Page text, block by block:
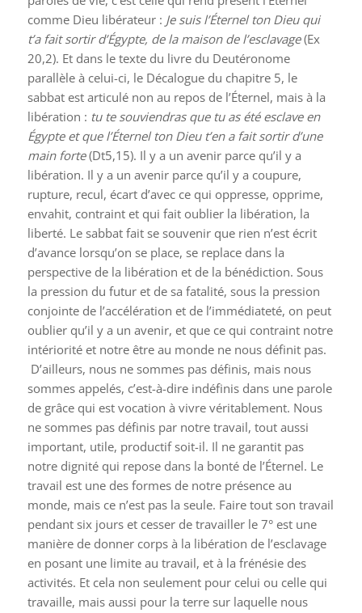
comme Dieu libérateur : Je suis l’Éternel ton Dieu qui
t’a fait sortir d’Égypte, de la maison de l’esclavage(Ex
20,2). Et dans le texte du livre du Deutéronome
parallèle à celui-ci, le Décalogue du chapitre 5, le
sabbat est articulé non au repos de l’Éternel, mais à la
libération : tu te souviendras que tu as été esclave en
Égypte et que l’Éternel ton Dieu t’en a fait sortir d’une
main forte(Dt5,15). Il y a un avenir parce qu’il y a
libération. Il y a un avenir parce qu’il y a coupure,
rupture, recul, écart d’avec ce qui oppresse, opprime,
envahit, contraint et qui fait oublier la libération, la
liberté. Le sabbat fait se souvenir que rien n’est écrit
d’avance lorsqu’on se place, se replace dans la
perspective de la libération et de la bénédiction. Sous
la pression du futur et de sa fatalité, sous la pression
conjointe de l’accélération et de l’immédiateté, on peut
oublier qu’il y a un avenir, et que ce qui contraint notre
intériorité et notre être au monde ne nous définit pas.
D’ailleurs, nous ne sommes pas définis, mais nous
sommes appelés, c’est-à-dire indéfinis dans une parole
de grâce qui est vocation à vivre véritablement. Nous
ne sommes pas définis par notre travail, tout aussi
important, utile, productif soit-il. Il ne garantit pas
notre dignité qui repose dans la bonté de l’Éternel. Le
travail est une des formes de notre présence au
monde, mais ce n’est pas la seule. Faire tout son travail
pendant six jours et cesser de travailler le 7° est une
manière de donner corps à la libération de l’esclavage
en posant une limite au travail, et à la frénésie des
activités. Et cela non seulement pour celui ou celle qui
travaille, mais aussi pour la terre sur laquelle nous